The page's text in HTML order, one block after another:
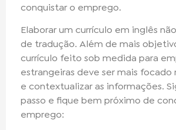
conquistar o emprego.
Elaborar um currículo em inglês
de tradução. Além de mais
currículo feito sob medida para
estrangeiras deve ser mais focado
e contextualizar as informações.
passo e fique bem próximo de
emprego: